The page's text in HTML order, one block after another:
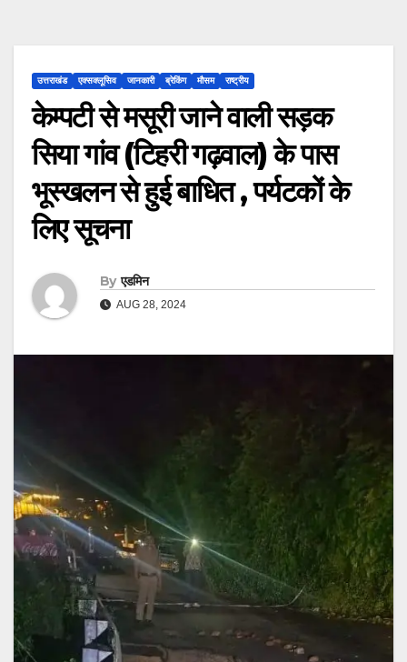
उत्तराखंड एक्सक्लूसिव जानकारी ब्रेकिंग मौसम राष्ट्रीय
केम्पटी से मसूरी जाने वाली सड़क
सिया गांव (टिहरी गढ़वाल) के पास
भूस्खलन से हुई बाधित , पर्यटकों के
लिए सूचना
By एडमिन
AUG 28, 2024